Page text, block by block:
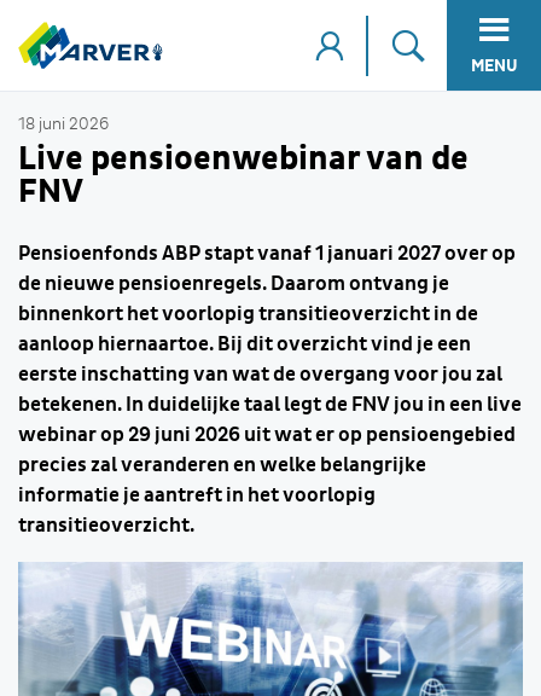
MENU
18 juni 2026
Live pensioenwebinar van de
FNV
Pensioenfonds ABP stapt vanaf 1 januari 2027 over op
de nieuwe pensioenregels. Daarom ontvang je
binnenkort het voorlopig transitieoverzicht in de
aanloop hiernaartoe. Bij dit overzicht vind je een
eerste inschatting van wat de overgang voor jou zal
betekenen. In duidelijke taal legt de FNV jou in een live
webinar op 29 juni 2026 uit wat er op pensioengebied
precies zal veranderen en welke belangrijke
informatie je aantreft in het voorlopig
transitieoverzicht.